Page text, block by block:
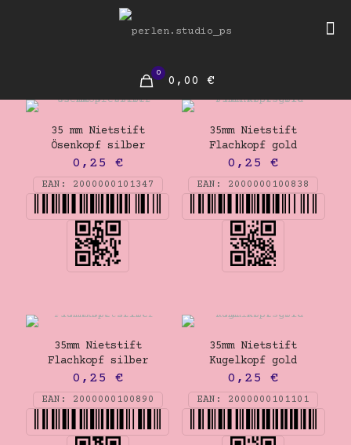
0
0,00 €
35 mm Nietstift
Ösenkopf silber
0,25 €
EAN: 2000000101347
35mm Nietstift
Flachkopf gold
0,25€
EAN: 2000000100838
35mm Nietstift
Flachkopf silber
0,25 €
EAN: 2000000100890
35mm Nietstift
Kugelkopf gold
0,25€
EAN: 2000000101101